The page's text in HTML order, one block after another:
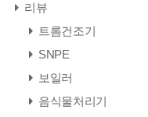
리뷰
트롬건조기
SNPE
보일러
음식물처리기